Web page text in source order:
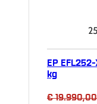
EP
kg
€19.990,00